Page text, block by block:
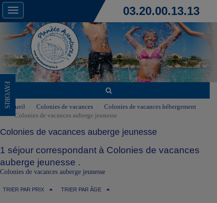
Toggle
navigation
03.20.00.13.13
FAVORIS
Accueil Colonies de vacances
Colonies de vacances hébergement
Colonies de vacances auberge jeunesse
Colonies de vacances auberge jeunesse
1 séjour correspondant à Colonies de vacances
auberge jeunesse .
Colonies de vacances auberge jeunesse
TRIER PAR PRIX TRIER PAR ÂGE